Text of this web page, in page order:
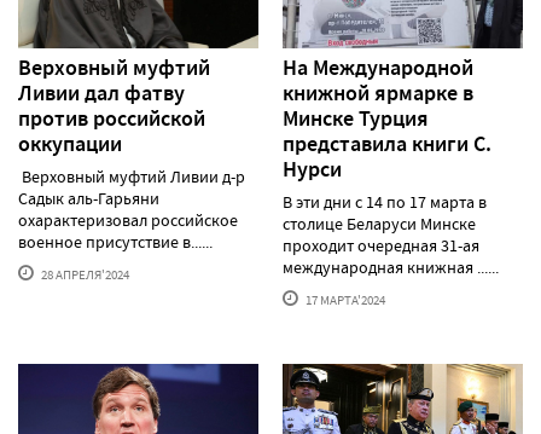
Верховный муфтий
Ливии дал фатву
против российской
оккупации
Верховный муфтий Ливии д-р
Садык аль-Гарьяни
охарактеризовал российское
военное присутствие в......
28 АПРЕЛЯ'2024
На Международной
книжной ярмарке в
Минске Турция
представила книги С.
Нурси
В эти дни с 14 по 17 марта в
столице Беларуси Минске
проходит очередная 31-ая
международная книжная ......
17 МАРТА'2024